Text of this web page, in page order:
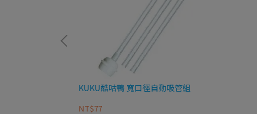
KUKU酷咕鴨 寬口徑自動吸管組
NT$77